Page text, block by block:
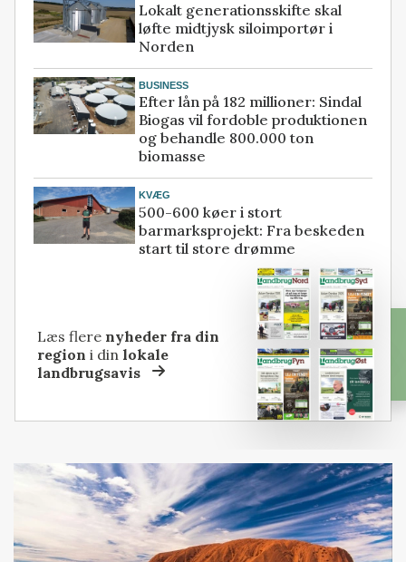
Lokalt generationsskifte skal
løfte midtjysk siloimportør i
Norden
BUSINESS
Efter lån på 182 millioner: Sindal
Biogas vil fordoble produktionen
og behandle 800.000 ton
biomasse
KVÆG
500-600 køer i stort
barmarksprojekt: Fra beskeden
start til store drømme
Læs flere nyheder fra din
region i dinlokale
landbrugsavis